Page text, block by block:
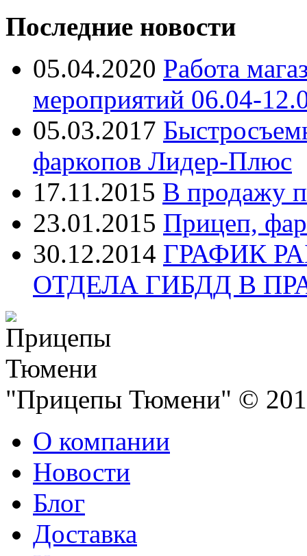
Последние новости
05.04.2020 Работа
мероприятий 06.04-
05.03.2017
фаркопов Лидер-Плюс
17.11.2015 В продажу
23.01.2015 Прицеп,
30.12.2014 ГРАФИК
ОТДЕЛА ГИБДД В
"Прицепы Тюмени" ©
О компании
Новости
Блог
Доставка